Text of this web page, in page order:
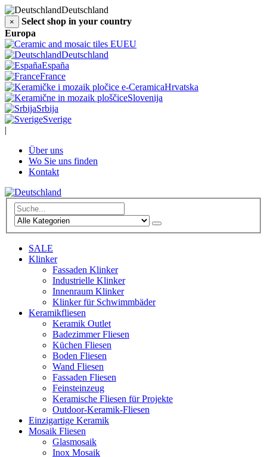
Deutschland
×
Select shop in your country
Europa
EU
Deutschland
España
France
Hrvatska
Slovenija
Srbija
Sverige
|
Über uns
Wo Sie uns finden
Kontakt
SALE
Klinker
Fassaden Klinker
Industrielle Klinker
Innenraum Klinker
Klinker für Schwimmbäder
Keramikfliesen
Keramik Outlet
Badezimmer Fliesen
Küchen Fliesen
Boden Fliesen
Wand Fliesen
Fassaden Fliesen
Feinsteinzeug
Keramische Fliesen für Projekte
Outdoor-Keramik-Fliesen
Einzigartige Keramik
Mosaik Fliesen
Glasmosaik
Inox Mosaik